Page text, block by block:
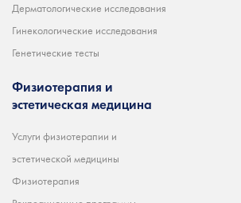
Дерматологические исследования
Гинекологические исследования
Генетические тесты
Физиотерапия и
эстетическая медицина
Услуги физиотерапии и
эстетической медицины
Физиотерапия